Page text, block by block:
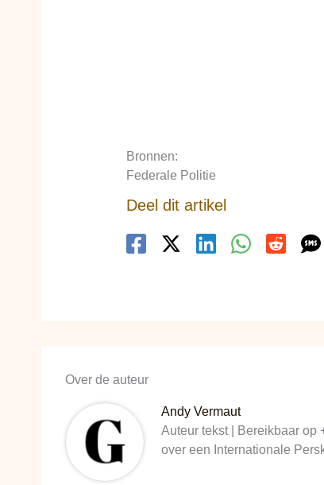
Bronnen:
Federale Politie
Deel dit artikel
Over de auteur
Andy Vermaut
Auteur tekst | Bereikbaar
over een Internationale